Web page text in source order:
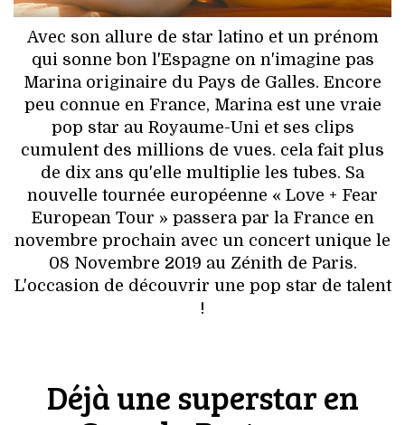
BEAUTÉ
MODE DE RUE
JEUNES CRÉATEURS
HISTOIRE DES MARQUES
DÉCO
VOYAGES & LOISIRS
Avec son allure de star latino et un prénom
qui sonne bon l'Espagne on n'imagine pas
Marina originaire du Pays de Galles. Encore
peu connue en France, Marina est une vraie
pop star au Royaume-Uni et ses clips
cumulent des millions de vues. cela fait plus
de dix ans qu'elle multiplie les tubes. Sa
nouvelle tournée européenne « Love + Fear
European Tour » passera par la France en
novembre prochain avec un concert unique le
08 Novembre 2019 au Zénith de Paris.
L'occasion de découvrir une pop star de talent
!
Déjà une superstar en